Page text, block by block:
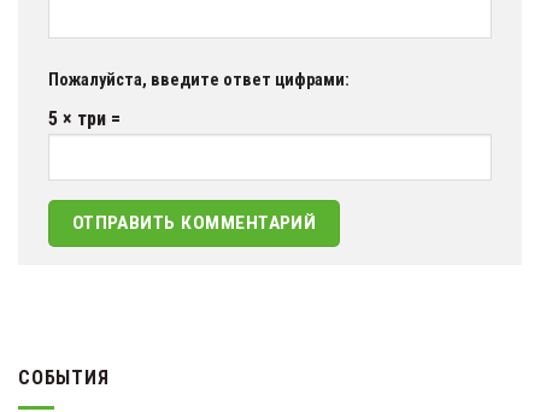
Пожалуйста, введите ответ цифрами:
5 × три =
СОБЫТИЯ